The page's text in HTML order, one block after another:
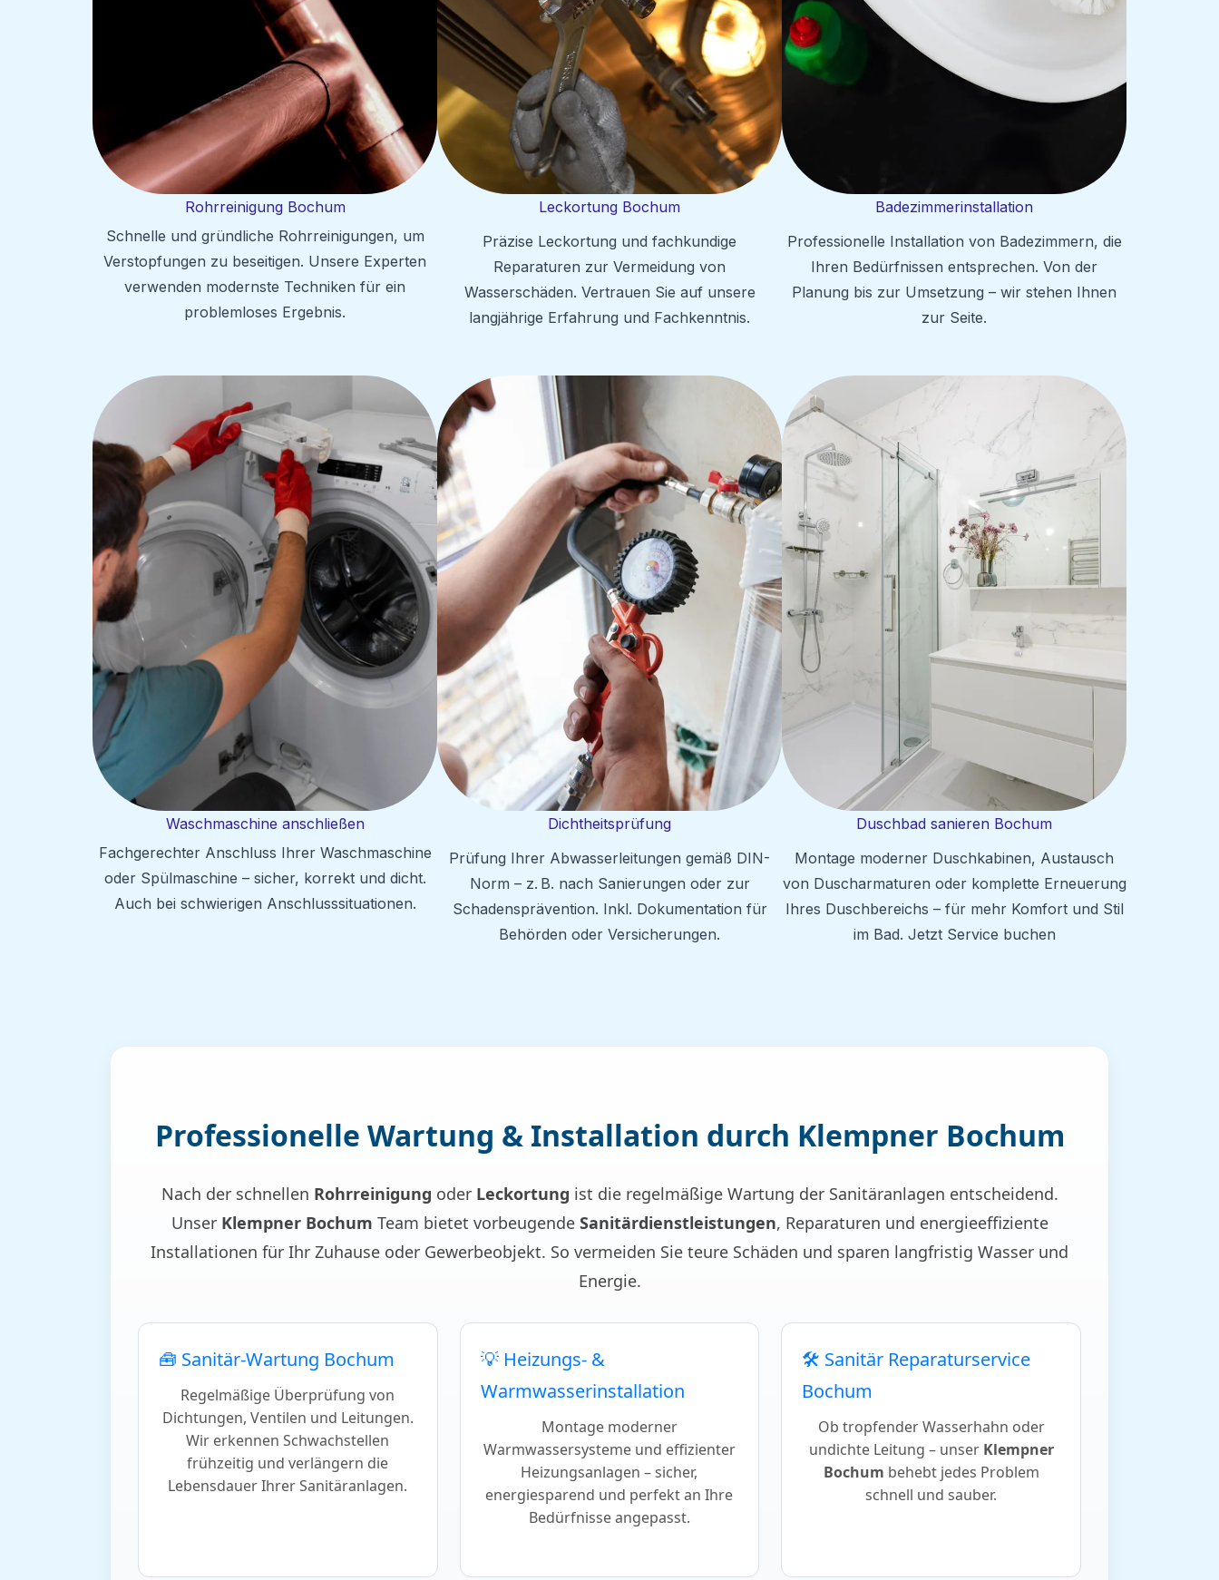
Rohrreinigung Bochum
Schnelle und gründliche Rohrreinigungen, um
Verstopfungen zu beseitigen. Unsere Experten
verwenden modernste Techniken für ein
problemloses Ergebnis.
Leckortung Bochum
Präzise Leckortung und fachkundige
Reparaturen zur Vermeidung von
Wasserschäden. Vertrauen Sie auf unsere
langjährige Erfahrung und Fachkenntnis.
Badezimmerinstallation
Professionelle Installation von Badezimmern, die
Ihren Bedürfnissen entsprechen. Von der
Planung bis zur Umsetzung – wir stehen Ihnen
zur Seite.
Waschmaschine anschließen
Fachgerechter Anschluss Ihrer Waschmaschine
oder Spülmaschine – sicher, korrekt und dicht.
Auch bei schwierigen Anschlusssituationen.
Dichtheitsprüfung
Prüfung Ihrer Abwasserleitungen gemäß DIN-
Norm – z. B. nach Sanierungen oder zur
Schadensprävention. Inkl. Dokumentation für
Behörden oder Versicherungen.
Duschbad sanieren Bochum
Montage moderner Duschkabinen, Austausch
von Duscharmaturen oder komplette Erneuerung
Ihres Duschbereichs – für mehr Komfort und Stil
im Bad. Jetzt Service buchen
Professionelle Wartung & Installation durch Klempner Bochum
Nach der schnellen Rohrreinigung oder Leckortung ist die regelmäßige Wartung der Sanitäranlagen entscheidend.
Unser Klempner Bochum Team bietet vorbeugende Sanitärdienstleistungen, Reparaturen und energieeffiziente
Installationen für Ihr Zuhause oder Gewerbeobjekt. So vermeiden Sie teure Schäden und sparen langfristig Wasser und
Energie.
🧰 Sanitär-Wartung Bochum
Regelmäßige Überprüfung von
Dichtungen, Ventilen und Leitungen.
Wir erkennen Schwachstellen
frühzeitig und verlängern die
Lebensdauer Ihrer Sanitäranlagen.
💡 Heizungs- &
Warmwasserinstallation
Montage moderner
Warmwassersysteme und effizienter
Heizungsanlagen – sicher,
energiesparend und perfekt an Ihre
Bedürfnisse angepasst.
🛠️ Sanitär Reparaturservice
Bochum
Ob tropfender Wasserhahn oder
undichte Leitung – unser Klempner
Bochum behebt jedes Problem
schnell und sauber.